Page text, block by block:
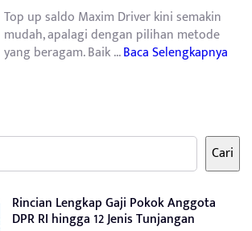
Top up saldo Maxim Driver kini semakin
mudah, apalagi dengan pilihan metode
yang beragam. Baik ...Baca Selengkapnya
Cari
Rincian Lengkap Gaji Pokok Anggota
DPR RI hingga 12 Jenis Tunjangan